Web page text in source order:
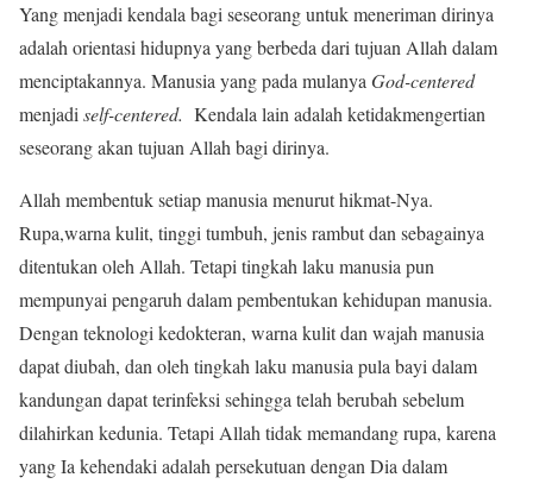
Yang menjadi kendala bagi seseorang untuk meneriman dirinya
adalah orientasi hidupnya yang berbeda dari tujuan Allah dalam
menciptakannya. Manusia yang pada mulanya God-centered
menjadi self-centered. Kendala lain adalah ketidakmengertian
seseorang akan tujuan Allah bagi dirinya.
Allah membentuk setiap manusia menurut hikmat-Nya.
Rupa,warna kulit, tinggi tumbuh, jenis rambut dan sebagainya
ditentukan oleh Allah. Tetapi tingkah laku manusia pun
mempunyai pengaruh dalam pembentukan kehidupan manusia.
Dengan teknologi kedokteran, warna kulit dan wajah manusia
dapat diubah, dan oleh tingkah laku manusia pula bayi dalam
kandungan dapat terinfeksi sehingga telah berubah sebelum
dilahirkan kedunia. Tetapi Allah tidak memandang rupa, karena
yang Ia kehendaki adalah persekutuan dengan Dia dalam